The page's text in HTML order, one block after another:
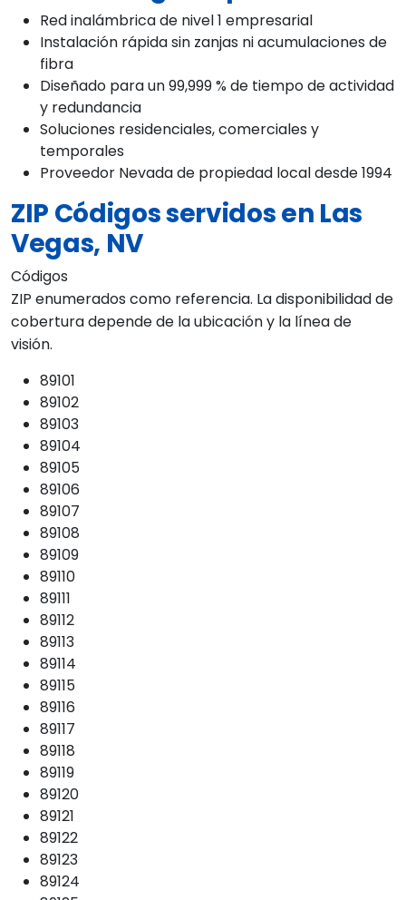
Red inalámbrica de nivel 1 empresarial
Instalación rápida sin zanjas ni acumulaciones de
fibra
Diseñado para un 99,999 % de tiempo de actividad
y redundancia
Soluciones residenciales, comerciales y
temporales
Proveedor Nevada de propiedad local desde 1994
ZIP Códigos servidos en Las
Vegas, NV
Códigos
ZIP enumerados como referencia. La disponibilidad de
cobertura depende de la ubicación y la línea de
visión.
89101
89102
89103
89104
89105
89106
89107
89108
89109
89110
89111
89112
89113
89114
89115
89116
89117
89118
89119
89120
89121
89122
89123
89124